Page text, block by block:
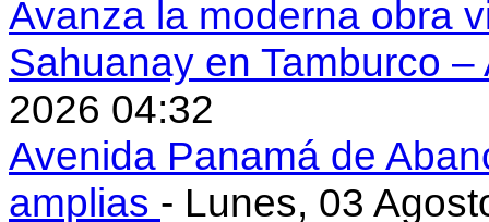
Avanza la moderna obra
Sahuanay en Tamburco
2026 04:32
Avenida Panamá de
amplias - Lunes, 03